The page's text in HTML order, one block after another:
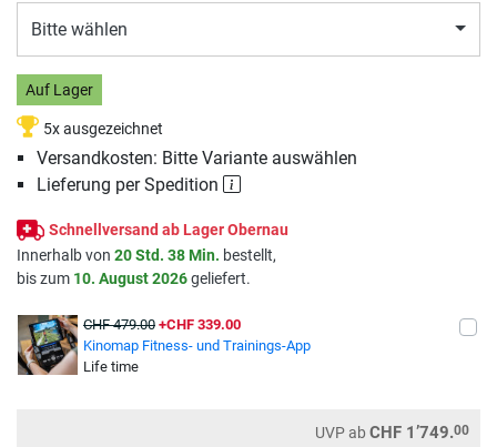
Bitte wählen
Auf Lager
5x ausgezeichnet
Versandkosten: Bitte Variante auswählen
Lieferung per Spedition
Schnellversand ab Lager Obernau
Innerhalb von 20 Std. 38 Min. bestellt,
bis zum 10. August 2026geliefert.
CHF 479.00 +CHF 339.00
Kinomap Fitness- und Trainings-App
Life time
UVPab CHF 1’749.00